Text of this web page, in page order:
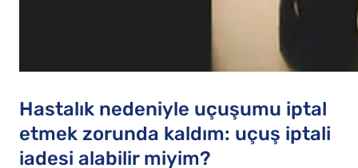
Hastalık nedeniyle uçuşumu iptal
etmek zorunda kaldım: uçuş iptali
iadesi alabilir miyim?